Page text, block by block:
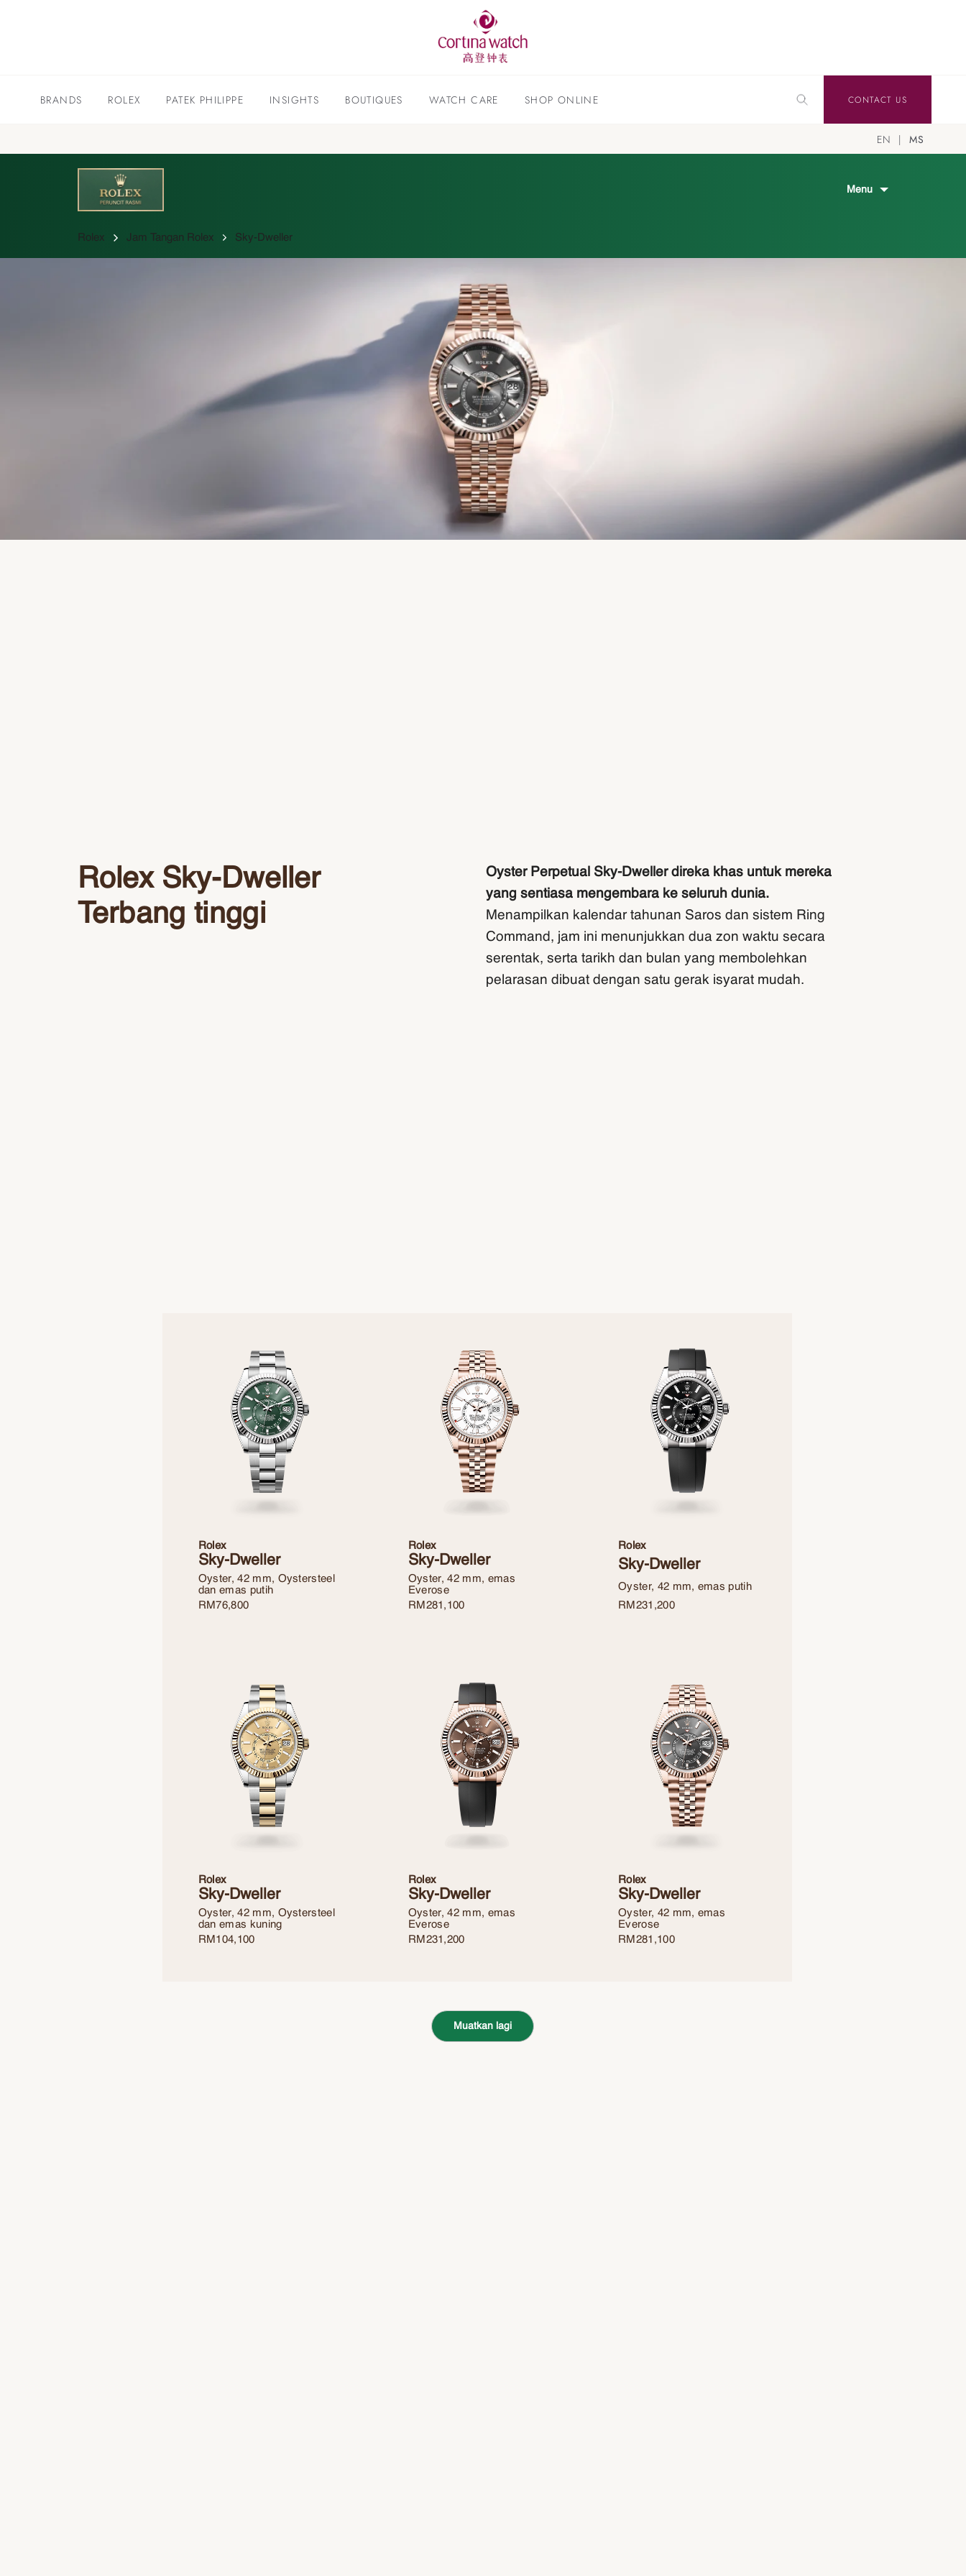
BRANDS ROLEX PATEK PHILIPPE INSIGHTS BOUTIQUES WATCH CARE SHOP ONLINE CONTACT US
EN MS
Menu
Rolex Jam Tangan Rolex Sky-Dweller
Rolex Sky-Dweller
Terbang tinggi
Oyster Perpetual Sky-Dweller direka khas untuk mereka
yang sentiasa mengembara ke seluruh dunia.
Menampilkan kalendar tahunan Saros dan sistem Ring
Command, jam ini menunjukkan dua zon waktu secara
serentak, serta tarikh dan bulan yang membolehkan
pelarasan dibuat dengan satu gerak isyarat mudah.
Rolex
Sky-Dweller
Oyster, 42 mm, Oystersteel
dan emas putih
RM76,800
Rolex
Sky-Dweller
Oyster, 42 mm, emas
Everose
RM 281,100
Rolex
Sky-Dweller
Oyster, 42 mm, emas putih
RM 231,200
Rolex
Sky-Dweller
Oyster, 42 mm, Oystersteel
dan emas kuning
RM 104,100
Rolex
Sky-Dweller
Oyster, 42 mm, emas
Everose
RM 231,200
Rolex
Sky-Dweller
Oyster, 42 mm, emas
Everose
RM 281,100
Muatkan lagi